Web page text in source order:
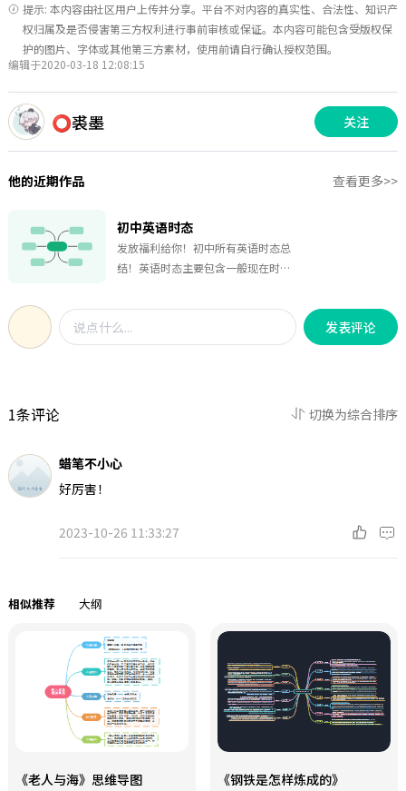
提示: 本内容由社区用户上传并分享。平台不对内容的真实性、合法性、知识产
权归属及是否侵害第三方权利进行事前审核或保证。本内容可能包含受版权保
护的图片、字体或其他第三方素材，使用前请自行确认授权范围。
编辑于2020-03-18 12:08:15
⭕裘墨 关注
他的近期作品 查看更多>>
初中英语时态
发放福利给你！初中所有英语时态总
结！英语时态主要包含一般现在时、
时、现在完成时、过去将来时、过去
进行时、现在进行时八大时态，下图
将介绍它们的常见标志词、结构等知
发表评论
1条评论 切换为综合排序
蜡笔不小心
好厉害！
2023-10-26 11:33:27
相似推荐 大纲
《老人与海》思维导图
《钢铁是怎样炼成的》